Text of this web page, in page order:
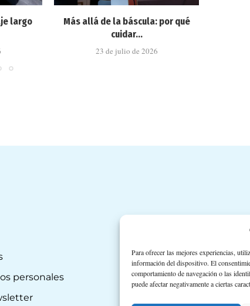
Para ofrecer las mejores experiencias,
información del dispositivo. El
comportamiento de navegación o las
puede afectar negativamente a ciertas
largo
Más allá de la báscula: por qué
cuidar...
23 de julio de 2026
personales